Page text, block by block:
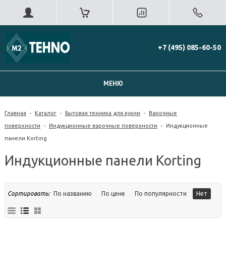
+7 (495) 085-60-50
МЕНЮ
Главная - Каталог - Бытовая техника для кухни - Варочные
поверхности - Индукционные варочные поверхности - Индукционные
панели Korting
Индукционные панели Korting
Сортировать: По названию По цене По популярности Нет